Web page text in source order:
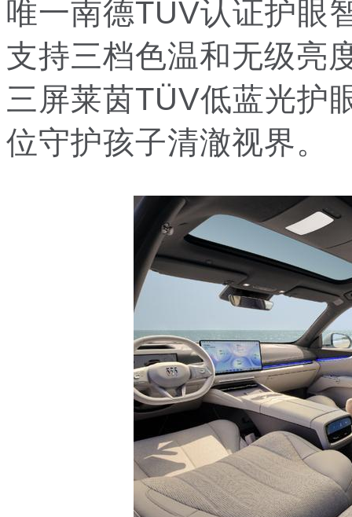
唯一南德TÜV认证护眼
支持三档色温和无级亮
三屏莱茵TÜV低蓝光护
位守护孩子清澈视界。